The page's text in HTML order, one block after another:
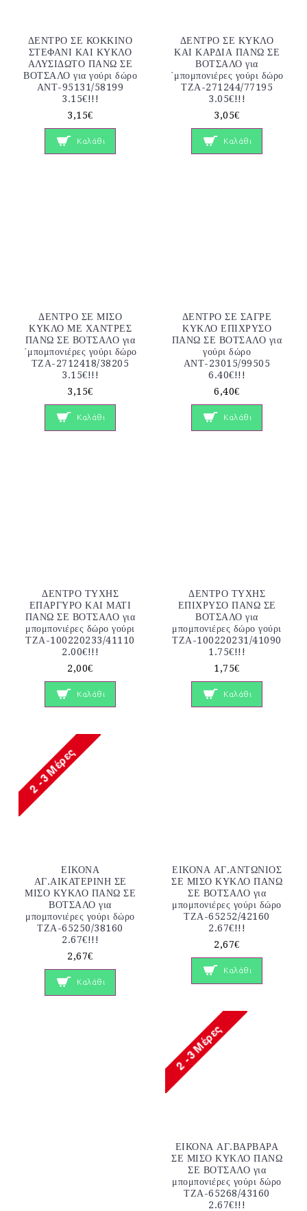
ΔΕΝΤΡΟ ΣΕ ΚΟΚΚΙΝΟ
ΣΤΕΦΑΝΙ ΚΑΙ ΚΥΚΛΟ
ΑΛΥΣΙΔΩΤΟ ΠΑΝΩ ΣΕ
ΒΟΤΣΑΛΟ για γούρι δώρο
ΑΝΤ-95131/58199
3.15€!!!
3,15€
Καλάθι
ΔΕΝΤΡΟ ΣΕ ΚΥΚΛΟ
ΚΑΙ ΚΑΡΔΙΑ ΠΑΝΩ ΣΕ
ΒΟΤΣΑΛΟ για
΄μπομπονιέρες γούρι δώρο
ΤΖΑ-271244/77195
3.05€!!!
3,05€
Καλάθι
ΔΕΝΤΡΟ ΣΕ ΜΙΣΟ
ΚΥΚΛΟ ΜΕ ΧΑΝΤΡΕΣ
ΠΑΝΩ ΣΕ ΒΟΤΣΑΛΟ για
΄μπομπονιέρες γούρι δώρο
ΤΖΑ-2712418/38205
3.15€!!!
3,15€
Καλάθι
ΔΕΝΤΡΟ ΣΕ ΣΑΓΡΕ
ΚΥΚΛΟ ΕΠΙΧΡΥΣΟ
ΠΑΝΩ ΣΕ ΒΟΤΣΑΛΟ για
γούρι δώρο
ΑΝΤ-23015/99505
6.40€!!!
6,40€
Καλάθι
ΔΕΝΤΡΟ ΤΥΧΗΣ
ΕΠΑΡΓΥΡΟ ΚΑΙ ΜΑΤΙ
ΠΑΝΩ ΣΕ ΒΟΤΣΑΛΟ για
μπομπονιέρες δώρο γούρι
ΤΖΑ-100220233/41110
2.00€!!!
2,00€
Καλάθι
ΔΕΝΤΡΟ ΤΥΧΗΣ
ΕΠΙΧΡΥΣΟ ΠΑΝΩ ΣΕ
ΒΟΤΣΑΛΟ για
μπομπονιέρες δώρο γούρι
ΤΖΑ-100220231/41090
1.75€!!!
1,75€
Καλάθι
ΕΙΚΟΝΑ
ΑΓ.ΑΙΚΑΤΕΡΙΝΗ ΣΕ
ΜΙΣΟ ΚΥΚΛΟ ΠΑΝΩ ΣΕ
ΒΟΤΣΑΛΟ για
μπομπονιέρες γούρι δώρο
ΤΖΑ-65250/38160
2.67€!!!
2,67€
Καλάθι
ΕΙΚΟΝΑ ΑΓ.ΑΝΤΩΝΙΟΣ
ΣΕ ΜΙΣΟ ΚΥΚΛΟ ΠΑΝΩ
ΣΕ ΒΟΤΣΑΛΟ για
μπομπονιέρες γούρι δώρο
ΤΖΑ-65252/42160
2.67€!!!
2,67€
Καλάθι
ΕΙΚΟΝΑ ΑΓ.ΒΑΡΒΑΡΑ
ΣΕ ΜΙΣΟ ΚΥΚΛΟ ΠΑΝΩ
ΣΕ ΒΟΤΣΑΛΟ για
μπομπονιέρες γούρι δώρο
ΤΖΑ-65268/43160
2.67€!!!